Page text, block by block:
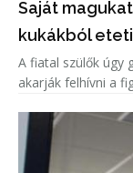
Saját
kukákból
A fiatal szülők úgy
akarják felhívni a